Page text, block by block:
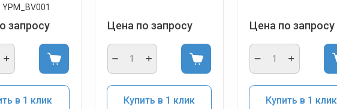
YPM_BV001
запросу
в 1 клик
Цена по запросу
Купить в 1 клик
Цена по запросу
Купить в 1 клик